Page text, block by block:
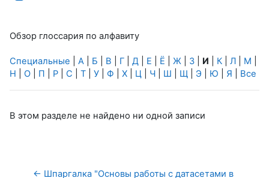
Обзор глоссария по алфавиту
Специальные А Б В Г Д Е Ё Ж З И К Л М
Н
О П Р С Т У Ф Х Ц Ч Ш Щ Э Ю Я Все
В этом разделе не найдено ни одной записи
← Шпаргалка "Основы работы с датасетами в